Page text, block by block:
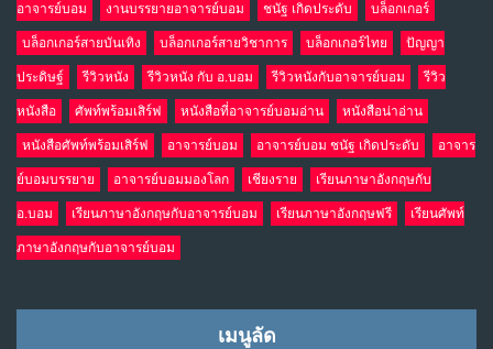
อาจารย์บอม งานบรรยายอาจารย์บอม ชนัฐ เกิดประดับ บล็อกเกอร์
บล็อกเกอร์สายบันเทิง บล็อกเกอร์สายวิชาการ บล็อกเกอร์ไทย ปัญญา
ประดิษฐ์ รีวิวหนัง รีวิวหนัง กับ อ.บอม รีวิวหนังกับอาจารย์บอม รีวิว
หนังสือ ศัพท์พร้อมเสิร์ฟ หนังสือที่อาจารย์บอมอ่าน หนังสือน่าอ่าน
หนังสือศัพท์พร้อมเสิร์ฟ อาจารย์บอม อาจารย์บอม ชนัฐ เกิดประดับ อาจาร
ย์บอมบรรยาย อาจารย์บอมมองโลก เชียงราย เรียนภาษาอังกฤษกับ
อ.บอม เรียนภาษาอังกฤษกับอาจารย์บอม เรียนภาษาอังกฤษฟรี เรียนศัพท์
ภาษาอังกฤษกับอาจารย์บอม
เมนูลัด